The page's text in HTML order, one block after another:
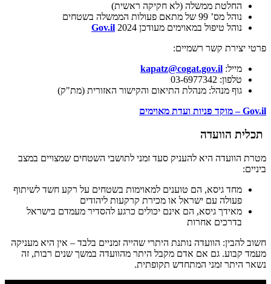
החלטת ממשלה (לא חקיקה ראשית)
נוהל מס’ 99 של מתאם פעולות הממשלה בשטחים
נוהל טיפול במאוימים מעודכן 2024
Gov.il
פרטי יצירת קשר רשמיים:
מייל: kapatz@cogat.gov.il
טלפון: 03-6977342
גוף מנהל: מנהלת התיאום והקישור האזורית (מת"ק)
Gov.il – מוקד פניות ועדת מאוימים
תכלית הוועדה
מטרת הוועדה היא להעניק סעד זמני לתושבי השטחים שמצויים במצב
ביניים:
מחד גיסא, הם טוענים למאוימות בשטחים על רקע חשד לשיתוף
פעולה עם ישראל או מכירת קרקעות ליהודים
מאידך גיסא, הם אינם יכולים כרגע להסדיר מעמדם בישראל
בדרכים אחרות
חשוב להבין: הוועדה נותנת היתרי שהייה זמניים בלבד – אין היא מעניקה
מעמד קבוע. גם אם אדם מקבל היתר מהוועדה במשך שנים רבות, זה
נשאר היתר זמני המתחדש תקופתית.